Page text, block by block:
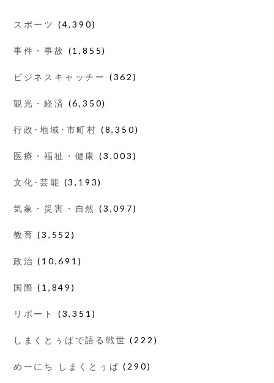
スポーツ (4,390)
事件・事故 (1,855)
ビジネスキャッチー (362)
観光・経済 (6,350)
行政･地域･市町村 (8,350)
医療・福祉・健康 (3,003)
文化･芸能 (3,193)
気象・災害・自然 (3,097)
教育 (3,552)
政治 (10,691)
国際 (1,849)
リポート (3,351)
しまくとぅばで語る戦世 (222)
めーにち しまくとぅば (290)